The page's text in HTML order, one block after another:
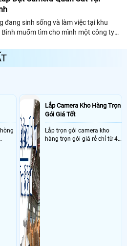
đang sinh sống và làm việc tại khu
muốm tìm cho mình một công ty
ty chúng tôi xin giới...
Lắp Camera Kho Hàng Trọn
Gói Giá Tốt
Lắp trọn gói camera kho
hàng trọn gói giá rẻ chỉ từ 4